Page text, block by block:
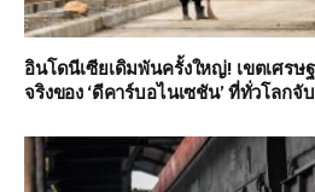
อินโดนีเซียเดิมพันครั้งใหญ่! เขตเศรษ
จริงของ ‘ดีคาร์บอไนเซชัน’ ที่ทั่วโลกจั